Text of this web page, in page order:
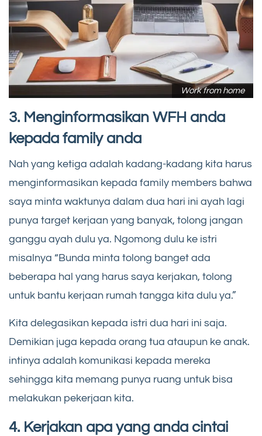
Work from home
3. Menginformasikan WFH anda
kepada family anda
Nah yang ketiga adalah kadang-kadang kita harus
menginformasikan kepada family members bahwa
saya minta waktunya dalam dua hari ini ayah lagi
punya target kerjaan yang banyak, tolong jangan
ganggu ayah dulu ya. Ngomong dulu ke istri
misalnya “Bunda minta tolong banget ada
beberapa hal yang harus saya kerjakan, tolong
untuk bantu kerjaan rumah tangga kita dulu ya.”
Kita delegasikan kepada istri dua hari ini saja.
Demikian juga kepada orang tua ataupun ke anak.
intinya adalah komunikasi kepada mereka
sehingga kita memang punya ruang untuk bisa
melakukan pekerjaan kita.
4. Kerjakan apa yang anda cintai